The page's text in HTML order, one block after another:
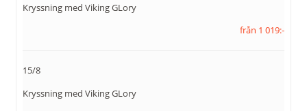
Kryssning med Viking GLory
från 1 019:-
15/8
Kryssning med Viking GLory